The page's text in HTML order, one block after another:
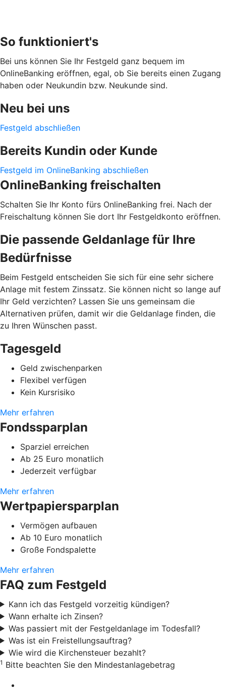
So funktioniert's
Bei uns können Sie Ihr Festgeld ganz bequem im
OnlineBanking eröffnen, egal, ob Sie bereits einen Zugang
haben oder Neukundin bzw. Neukunde sind.
Neu bei uns
Festgeld abschließen
Bereits Kundin oder Kunde
Festgeld im OnlineBanking abschließen
OnlineBanking freischalten
Schalten Sie Ihr Konto fürs OnlineBanking frei. Nach der
Freischaltung können Sie dort Ihr Festgeldkonto eröffnen.
Die passende Geldanlage für Ihre
Bedürfnisse
Beim Festgeld entscheiden Sie sich für eine sehr sichere
Anlage mit festem Zinssatz. Sie können nicht so lange auf
Ihr Geld verzichten? Lassen Sie uns gemeinsam die
Alternativen prüfen, damit wir die Geldanlage finden, die
zu Ihren Wünschen passt.
Tagesgeld
Geld zwischenparken
Flexibel verfügen
Kein Kursrisiko
Mehr erfahren
Fondssparplan
Sparziel erreichen
Ab 25 Euro monatlich
Jederzeit verfügbar
Mehr erfahren
Wertpapiersparplan
Vermögen aufbauen
Ab 10 Euro monatlich
Große Fondspalette
Mehr erfahren
FAQ zum Festgeld
Kann ich das Festgeld vorzeitig kündigen?
Wann erhalte ich Zinsen?
Was passiert mit der Festgeldanlage im Todesfall?
Was ist ein Freistellungsauftrag?
Wie wird die Kirchensteuer bezahlt?
1 Bitte beachten Sie den Mindestanlagebetrag